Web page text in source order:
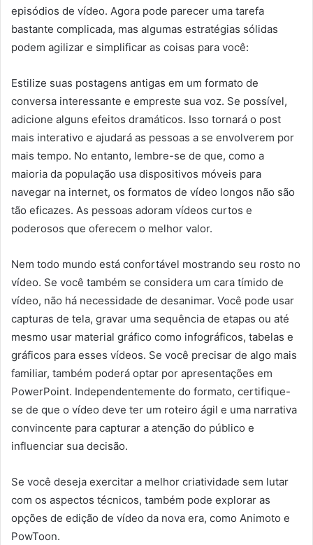
episódios de vídeo. Agora pode parecer uma tarefa
bastante complicada, mas algumas estratégias sólidas
podem agilizar e simplificar as coisas para você:
Estilize suas postagens antigas em um formato de
conversa interessante e empreste sua voz. Se possível,
adicione alguns efeitos dramáticos. Isso tornará o post
mais interativo e ajudará as pessoas a se envolverem por
mais tempo. No entanto, lembre-se de que, como a
maioria da população usa dispositivos móveis para
navegar na internet, os formatos de vídeo longos não são
tão eficazes. As pessoas adoram vídeos curtos e
poderosos que oferecem o melhor valor.
Nem todo mundo está confortável mostrando seu rosto no
vídeo. Se você também se considera um cara tímido de
vídeo, não há necessidade de desanimar. Você pode usar
capturas de tela, gravar uma sequência de etapas ou até
mesmo usar material gráfico como infográficos, tabelas e
gráficos para esses vídeos. Se você precisar de algo mais
familiar, também poderá optar por apresentações em
PowerPoint. Independentemente do formato, certifique-
se de que o vídeo deve ter um roteiro ágil e uma narrativa
convincente para capturar a atenção do público e
influenciar sua decisão.
Se você deseja exercitar a melhor criatividade sem lutar
com os aspectos técnicos, também pode explorar as
opções de edição de vídeo da nova era, como Animoto e
PowToon.